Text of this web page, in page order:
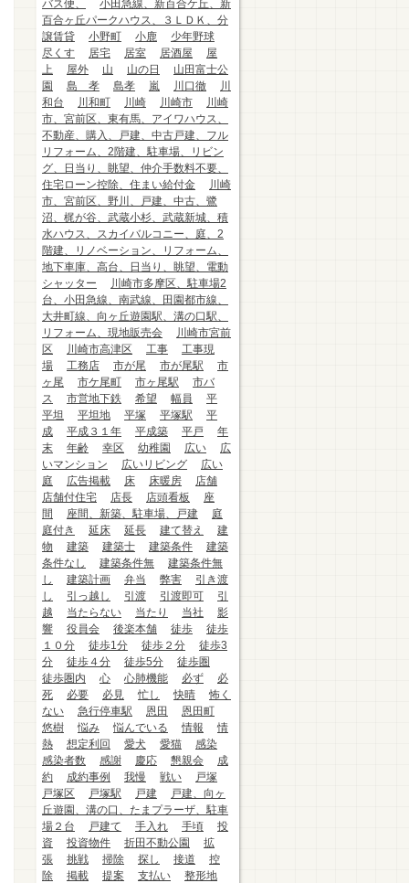
バス便、
小田急線、新百合ケ丘、新
百合ヶ丘パークハウス、３ＬＤＫ、分
譲賃貸
小野町 小鹿
少年野球
尽くす
居宅 居室 居酒屋
屋
上
屋外 山 山の日
山田富士公
園
島 孝 島孝 嵐 川口徹
川
和台
川和町 川崎 川崎市
川崎
市、宮前区、東有馬、アイワハウス、
不動産、購入、戸建、中古戸建、フル
リフォーム、2階建、駐車場、リビン
グ、日当り、眺望、仲介手数料不要、
住宅ローン控除、住まい給付金
川崎
市、宮前区、野川、戸建、中古、鷺
沼、梶が谷、武蔵小杉、武蔵新城、積
水ハウス、スカイバルコニー、庭、2
階建、リノベーション、リフォーム、
地下車庫、高台、日当り、眺望、電動
シャッター
川崎市多摩区、駐車場2
台、小田急線、南武線、田園都市線、
大井町線、向ヶ丘遊園駅、溝の口駅、
リフォーム、現地販売会
川崎市宮前
区
川崎市高津区 工事
工事現
場
工務店 市が尾 市が尾駅
市
ヶ尾
市ケ尾町 市ヶ尾駅
市バ
ス
市営地下鉄 希望 幅員
平
平坦
平坦地 平塚 平塚駅
平
成
平成３１年 平成築 平戸
年
末
年齢 幸区 幼稚園 広い
広
いマンション
広いリビング
広い
庭
広告掲載 床 床暖房
店舗
店舗付住宅
店長 店頭看板
座
間
座間、新築、駐車場、戸建
庭
庭付き
延床 延長 建て替え
建
物
建築 建築士 建築条件
建築
条件なし
建築条件無
建築条件無
し
建築計画 弁当 弊害
引き渡
し
引っ越し 引渡 引渡即可
引
越
当たらない 当たり 当社
影
響
役員会 後楽本舗 徒歩
徒歩
１０分
徒歩1分 徒歩２分
徒歩3
分
徒歩４分 徒歩5分
徒歩圏
徒歩圏内
心 心肺機能 必ず
必
死
必要 必見 忙し 快晴
怖く
ない
急行停車駅 恩田
恩田町
悠樹
悩み 悩んでいる 情報
情
熱
想定利回 愛犬 愛猫
感染
感染者数
感謝 慶応 懇親会
成
約
成約事例 我慢 戦い
戸塚
戸塚区
戸塚駅 戸建
戸建、向ヶ
丘遊園、溝の口、たまプラーザ、駐車
場２台
戸建て 手入れ 手頃
投
資
投資物件 折田不動公園
拡
張
挑戦 掃除 探し 接道
控
除
掲載 提案 支払い
整形地